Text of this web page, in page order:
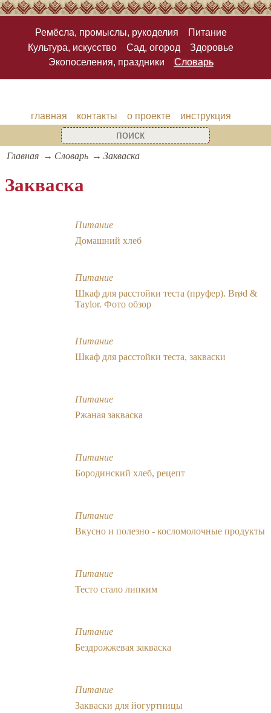
Ремёсла, промыслы, рукоделия
Питание
Культура, искусство
Сад, огород
Здоровье
Экопоселения, праздники
Словарь
главная контакты о проекте инструкция
Главная Словарь Закваска
Закваска
Питание
Домашний хлеб
Питание
Шкаф для расстойки теста (пруфер). Brød &
Taylor. Фото обзор
Питание
Шкаф для расстойки теста, закваски
Питание
Ржаная закваска
Питание
Бородинский хлеб, рецепт
Питание
Вкусно и полезно - косломолочные продукты
Питание
Тесто стало липким
Питание
Бездрожжевая закваска
Питание
Закваски для йогуртницы